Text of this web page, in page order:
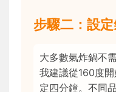
步驟二：設
大多數氣炸鍋不
我建議從160度
定四分鐘。不同